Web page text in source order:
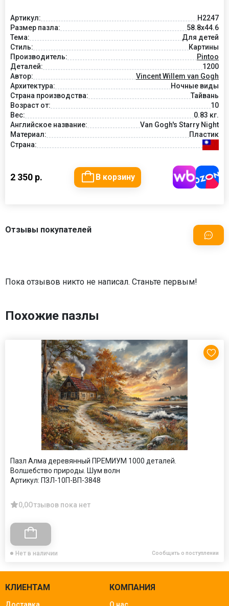
Артикул:
H2247
Размер пазла:
58.8x44.6
Тема:
Для детей
Стиль:
Картины
Производитель:
Pintoo
Деталей:
1200
Автор:
Vincent Willem van Gogh
Архитектура:
Ночные виды
Страна производства:
Тайвань
Возраст от:
10
Вес:
0.83 кг.
Английское название:
Van Gogh's Starry Night
Материал:
Пластик
Страна:
2 350 р. В корзину
Отзывы покупателей
Пока отзывов никто не написал. Станьте первым!
Похожие пазлы
Пазл Алма деревянный ПРЕМИУМ 1000 деталей.
Волшебство природы. Шум волн
Артикул: ПЗЛ-10П-ВП-3848
0,0Отзывов пока нет
Нет в наличии Сообщить о поступлении
КЛИЕНТАМ КОМПАНИЯ